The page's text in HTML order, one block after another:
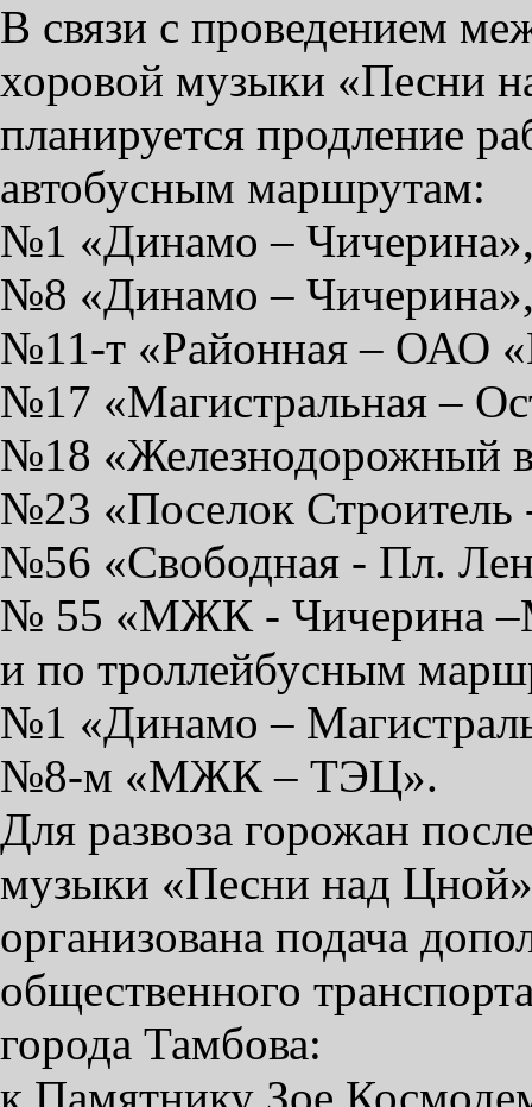
В связи с проведением
хоровой музыки «Песни
планируется продление
автобусным маршрутам:
№1 «Динамо –
№8 «Динамо –
№11-т «Районная – ОАО
№17 «Магистральная –
№18 «Железнодорожный
№23 «Поселок Строитель
№56 «Свободная - Пл.
№ 55 «МЖК - Чичерина
и по троллейбусным
№1 «Динамо –
№8-м «МЖК – ТЭЦ».
Для развоза горожан
музыки «Песни над
организована подача
общественного
города Тамбова: